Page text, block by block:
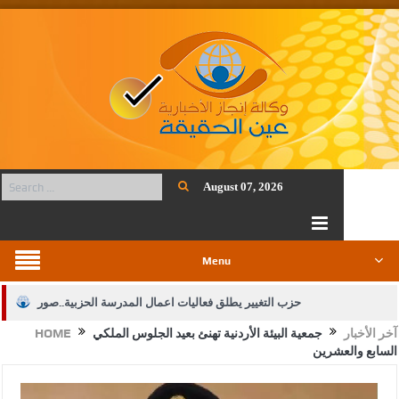
August 07, 2026
Menu
حزب التغيير يطلق فعاليات اعمال المدرسة الحزبية..صور
الجيش يفتح باب التجنيد لحملة البكالوريوس في الحقوق والقانون
HOME آخر الأخبار
جمعية البيئة الأردنية تهنئ بعيد الجلوس الملكي
السابع والعشرين